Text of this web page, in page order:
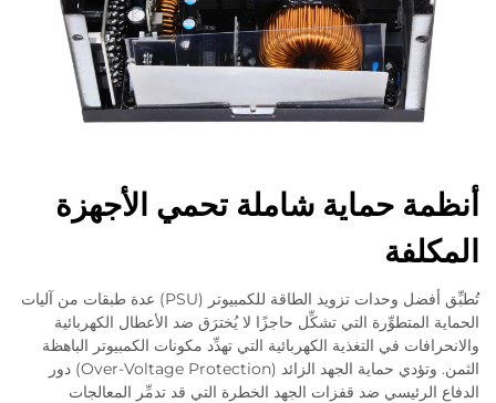
أنظمة حماية شاملة تحمي الأجهزة
المكلفة
تُطبِّق أفضل وحدات تزويد الطاقة للكمبيوتر (PSU) عدة طبقات من آليات
الحماية المتطوِّرة التي تشكِّل حاجزًا لا يُخترَق ضد الأعطال الكهربائية
والانحرافات في التغذية الكهربائية التي تهدِّد مكونات الكمبيوتر الباهظة
الثمن. وتؤدي حماية الجهد الزائد (Over-Voltage Protection) دور
الدفاع الرئيسي ضد قفزات الجهد الخطرة التي قد تدمِّر المعالجات